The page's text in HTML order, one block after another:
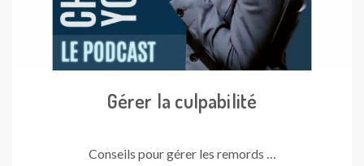
Gérer la culpabilité
Conseils pour gérer les remords …